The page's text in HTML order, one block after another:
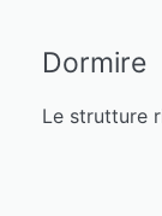
Dormire
Le strutture